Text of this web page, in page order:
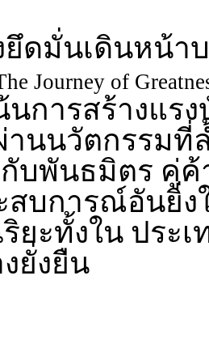
ยึดมั่นเดินหน้า
Journey of
นการสร้างแร
านนวัตกรรมที่
บพันธมิตร คู่ค้
สบการณ์อันยิ่
ยะทั้งใน ประ
ยั่งยืน